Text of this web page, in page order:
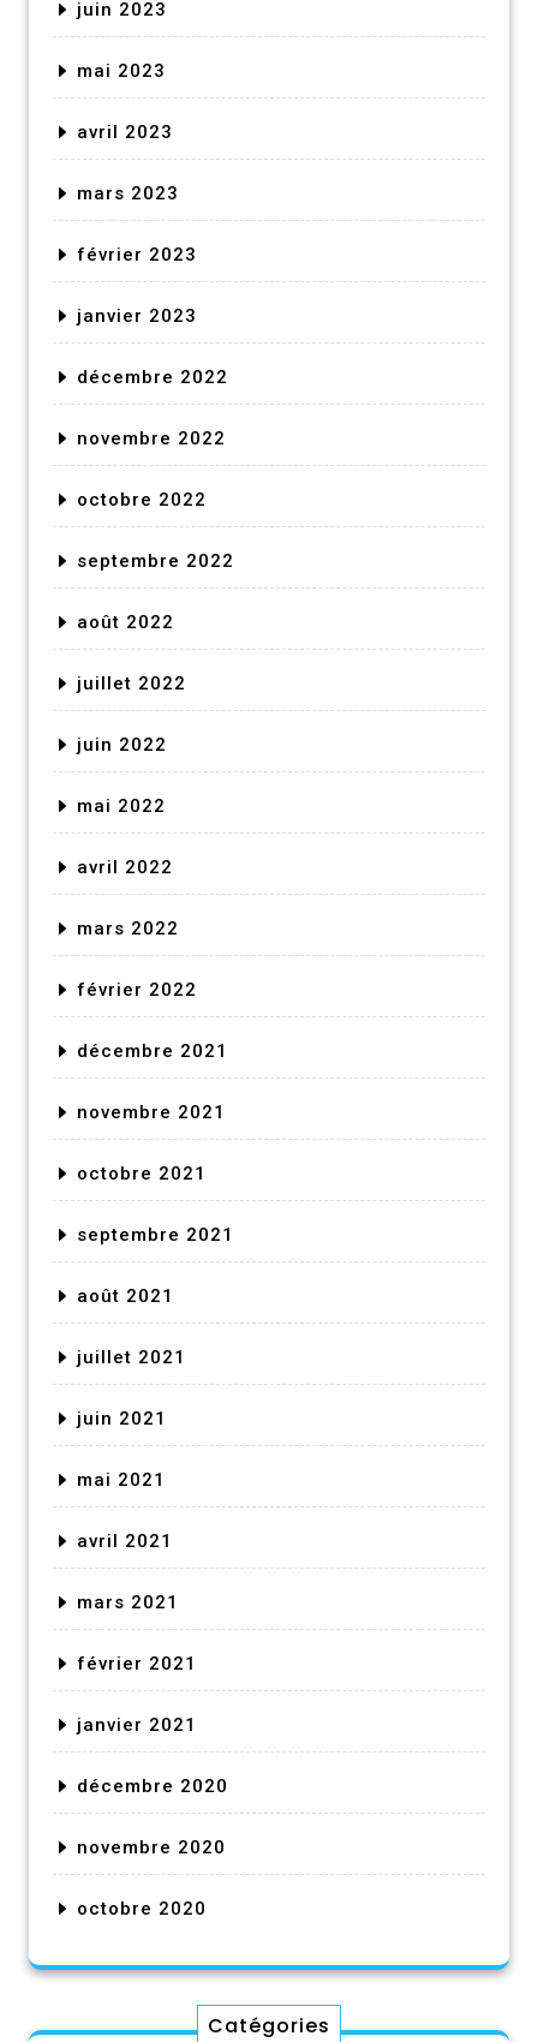
juin 2023
mai 2023
avril 2023
mars 2023
février 2023
janvier 2023
décembre 2022
novembre 2022
octobre 2022
septembre 2022
août 2022
juillet 2022
juin 2022
mai 2022
avril 2022
mars 2022
février 2022
décembre 2021
novembre 2021
octobre 2021
septembre 2021
août 2021
juillet 2021
juin 2021
mai 2021
avril 2021
mars 2021
février 2021
janvier 2021
décembre 2020
novembre 2020
octobre 2020
Catégories